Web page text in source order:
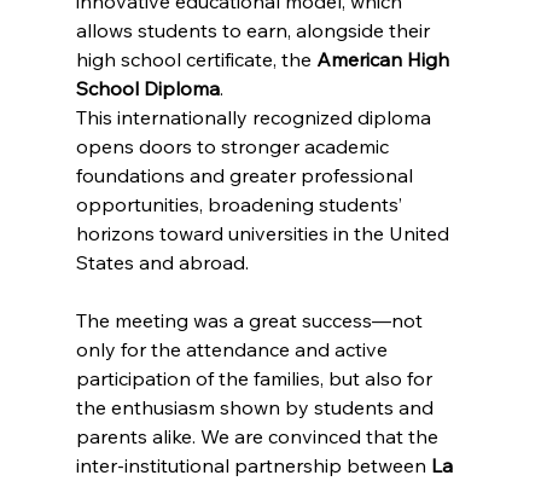
allows students to earn, alongside their
high school certificate, the American High
School Diploma.
This internationally recognized diploma
opens doors to stronger academic
foundations and greater professional
opportunities, broadening students’
horizons toward universities in the United
States and abroad.
The meeting was a great success—not
only for the attendance and active
participation of the families, but also for
the enthusiasm shown by students and
parents alike. We are convinced that the
inter-institutional partnership between La